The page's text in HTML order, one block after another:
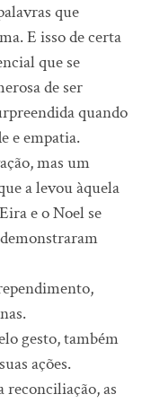
que
E isso de certa
que se
de ser
quando
e empatia.
mas um
a levou àquela
e o Noel se
gesto, também
ações.
reconciliação, as